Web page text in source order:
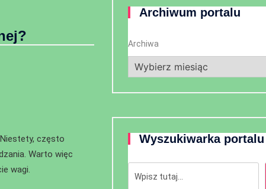
często
Warto więc
wagi.
Archiwum portalu
Archiwa
Wyszukiwarka portalu